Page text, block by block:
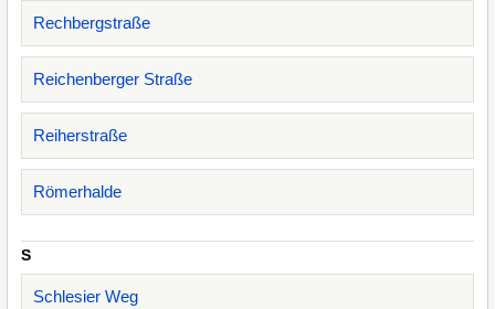
Rechbergstraße
Reichenberger Straße
Reiherstraße
Römerhalde
S
Schlesier Weg